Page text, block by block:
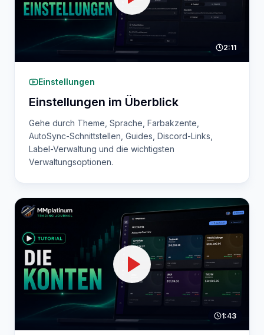
2:11
Einstellungen
Einstellungen im Überblick
Gehe durch Theme, Sprache, Farbakzente,
AutoSync-Schnittstellen, Guides, Discord-Links,
Label-Verwaltung und die wichtigsten
Verwaltungsoptionen.
1:43